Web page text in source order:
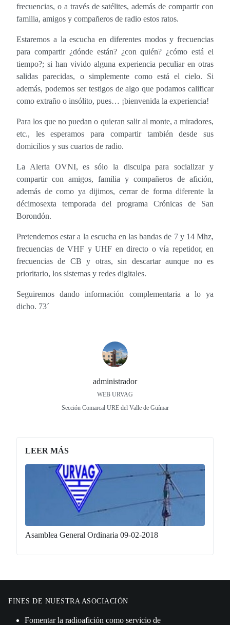
administrador
WEB URVAG
Sección Comarcal URE del Valle de Güímar
LEER MÁS
Asamblea General Ordinaria 09-02-2018
frecuencias, o a través de satélites, además de compartir con
familia, amigos y compañeros de radio estos ratos.
Estaremos a la escucha en diferentes modos y frecuencias
para compartir ¿dónde están? ¿con quién? ¿cómo está el
tiempo?; si han vivido alguna experiencia peculiar en otras
salidas parecidas, o simplemente como está el cielo. Si
además, podemos ser testigos de algo que podamos calificar
como extraño o insólito, pues… ¡bienvenida la experiencia!
Para los que no puedan o quieran salir al monte, a miradores,
etc., les esperamos para compartir también desde sus
domicilios y sus cuartos de radio.
La Alerta OVNI, es sólo la disculpa para socializar y
compartir con amigos, familia y compañeros de afición,
además de como ya dijimos, cerrar de forma diferente la
décimosexta temporada del programa Crónicas de San
Borondón.
Pretendemos estar a la escucha en las bandas de 7 y 14 Mhz,
frecuencias de VHF y UHF en directo o vía repetidor, en
frecuencias de CB y otras, sin descartar aunque no es
prioritario, los sistemas y redes digitales.
Seguiremos dando información complementaria a lo ya
dicho. 73´
FINES DE NUESTRA ASOCIACIÓN
Fomentar la radioafición como servicio de